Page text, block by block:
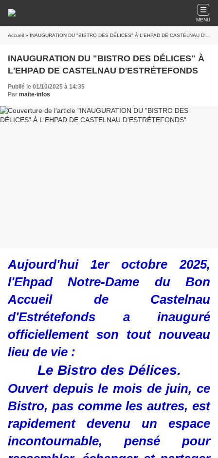
MENU
Accueil » INAUGURATION DU "BISTRO DES DÉLICES" À L'EHPAD DE CASTELNAU D'ESTRÉTEFONDS
INAUGURATION DU "BISTRO DES DÉLICES" À
L'EHPAD DE CASTELNAU D'ESTRÉTEFONDS
Publié le 01/10/2025 à 14:35
Par maite-infos
Aujourd'hui 1er octobre 2025,
l'Ehpad Notre-Dame du Bon
Accueil de Castelnau
d'Estrétefonds a inauguré
officiellement son tout nouveau
lieu de vie :
Le Bistro des Délices.
Ouvert depuis le mois de juin, ce
Bistro, pas comme les autres, est
rapidement devenu un espace
incontournable, pensé pour